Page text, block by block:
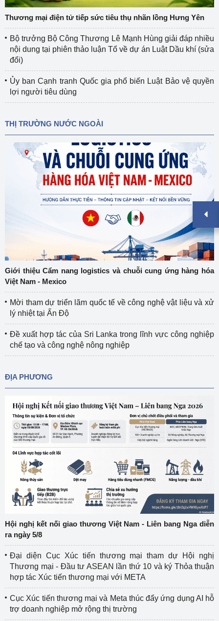
Thương mại điện tử tiếp sức tiêu thụ nhãn lồng Hưng Yên
Bộ trưởng Bộ Công Thương Lê Mạnh Hùng giải đáp nhiều
nội dung tại phiên thảo luận Tổ về dự án Luật Dầu khí (sửa
đổi)
Ủy ban Cạnh tranh Quốc gia phổ biến Luật Bảo vệ quyền
lợi người tiêu dùng
THỊ TRƯỜNG NƯỚC NGOÀI
Giới thiệu Cẩm nang logistics và chuỗi cung ứng hàng hóa
Việt Nam - Mexico
Mời tham dự triển lãm quốc tế về công nghệ vật liệu và xử
lý nhiệt tại Ấn Độ
Đề xuất hợp tác của Sri Lanka trong lĩnh vực công nghiệp
chế tạo và công nghệ nông nghiệp
ĐỊA PHƯƠNG
Hội nghị kết nối giao thương Việt Nam - Liên bang Nga diễn
ra ngày 5/8
Đại diện Cục Xúc tiến thương mại tham dự Hội nghị
Thương mại - Đầu tư ASEAN lần thứ 10 và ký Thỏa thuận
hợp tác Xúc tiến thương mại với META
Cục Xúc tiến thương mại và Meta thúc đẩy ứng dụng AI hỗ
trợ doanh nghiệp mở rộng thị trường